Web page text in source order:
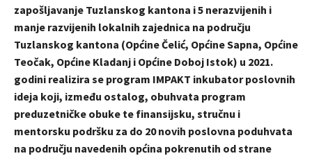
zapošljavanje Tuzlanskog kantona i 5 nerazvijenih i
manje razvijenih lokalnih zajednica na području
Tuzlanskog kantona (Općine Čelić, Općine Sapna, Općine
Teočak, Općine Kladanj i Općine Doboj Istok) u 2021.
godini realizira se program IMPAKT inkubator poslovnih
ideja koji, između ostalog, obuhvata program
preduzetničke obuke te finansijsku, stručnu i
mentorsku podršku za do 20 novih poslovna poduhvata
na području navedenih općina pokrenutih od strane